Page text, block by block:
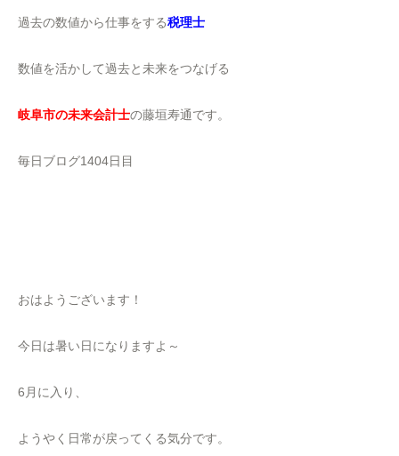
過去の数値から仕事をする税理士
数値を活かして過去と未来をつなげる
岐阜市の未来会計士の藤垣寿通です。
毎日ブログ1404日目
おはようございます！
今日は暑い日になりますよ～
6月に入り、
ようやく日常が戻ってくる気分です。